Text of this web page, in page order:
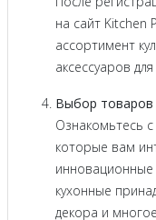
на сайт Kitchen
ассортимент
аксессуаров
Выбор товаров
Ознакомьтесь
которые вам
кухонные
декора и